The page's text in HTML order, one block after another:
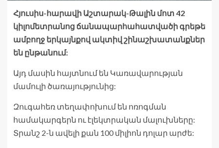
Հյուսիս-հարավի Աշտարակ-Թալին մոտ 42
կիլոմետրանոց ճանապարհահատվածի գրեթե
ամբողջ երկայնքով ակտիվ շինաշխատանքներ
են ընթանում:
Այդ մասին հայտնում են Կառավարության
մամուլի ծառայությունից:
Զուգահեռ տեղափոխում են ոռոգման
համակարգերն ու էլեկտրական մալուխները:
Տրանշ 2-ն ավելի քան 100 միլիոն դոլար արժե: